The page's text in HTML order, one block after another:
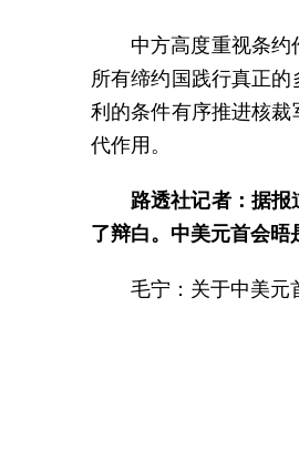
中方高度重视条
所有缔约国践行真正
利的条件有序推进核
代作用。
路透社记者：据
了辩白。中美元首会晤
毛宁：关于中美元